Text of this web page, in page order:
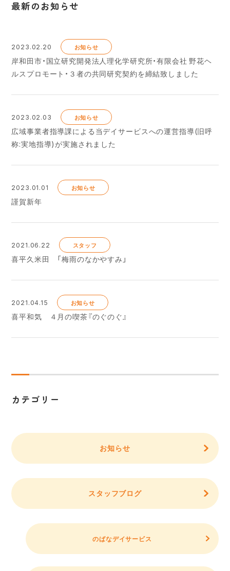
最新のお知らせ
2023.02.20 お知らせ
岸和田市・国立研究開発法人理化学研究所・有限会社 野花ヘ
ルスプロモート・３者の共同研究契約を締結致しました
2023.02.03 お知らせ
広域事業者指導課による当デイサービスへの運営指導(旧呼
称:実地指導)が実施されました
2023.01.01 お知らせ
謹賀新年
2021.06.22 スタッフ
喜平久米田 「梅雨のなかやすみ」
2021.04.15 お知らせ
喜平和気 ４月の喫茶『のぐのぐ』
カテゴリー
お知らせ
スタッフブログ
のばなデイサービス